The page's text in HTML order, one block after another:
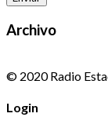
Archivo
© 2020 Radio
Login